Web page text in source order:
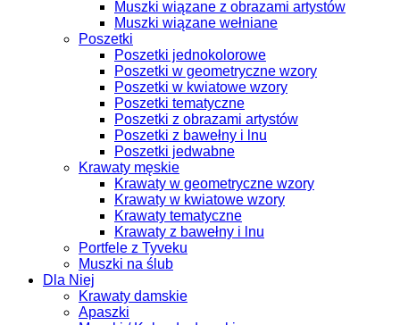
Muszki wiązane z obrazami artystów
Muszki wiązane wełniane
Poszetki
Poszetki jednokolorowe
Poszetki w geometryczne wzory
Poszetki w kwiatowe wzory
Poszetki tematyczne
Poszetki z obrazami artystów
Poszetki z bawełny i lnu
Poszetki jedwabne
Krawaty męskie
Krawaty w geometryczne wzory
Krawaty w kwiatowe wzory
Krawaty tematyczne
Krawaty z bawełny i lnu
Portfele z Tyveku
Muszki na ślub
Dla Niej
Krawaty damskie
Apaszki